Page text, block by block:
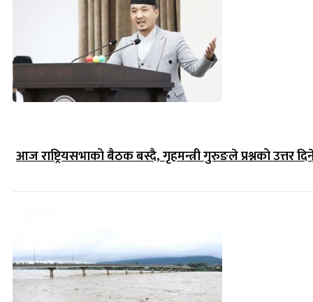
आज राष्ट्रियसभाको बैठक बस्दै, गृहमन्त्री गुरुङले प्रश्नको उत्तर